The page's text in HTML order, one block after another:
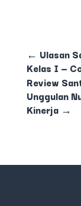
← Ulasan
Kelas I —
Review
Unggulan
Kinerja→